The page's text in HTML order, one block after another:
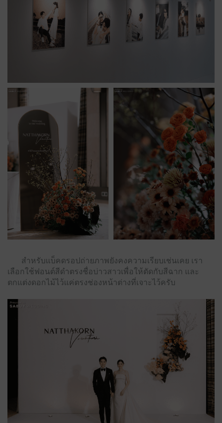
สำหรับแบ็คดรอปถ่ายภาพยังคงความเรียบเช่นเคย เรา
เลือกใช้ฟอนต์สีดำตรงชื่อบ่าวสาวเพื่อให้ตัดกับสีฉาก และ
ตกแต่งดอกไม้ไว้แค่ตรงช่องหน้าต่างที่เจาะไว้ครับ